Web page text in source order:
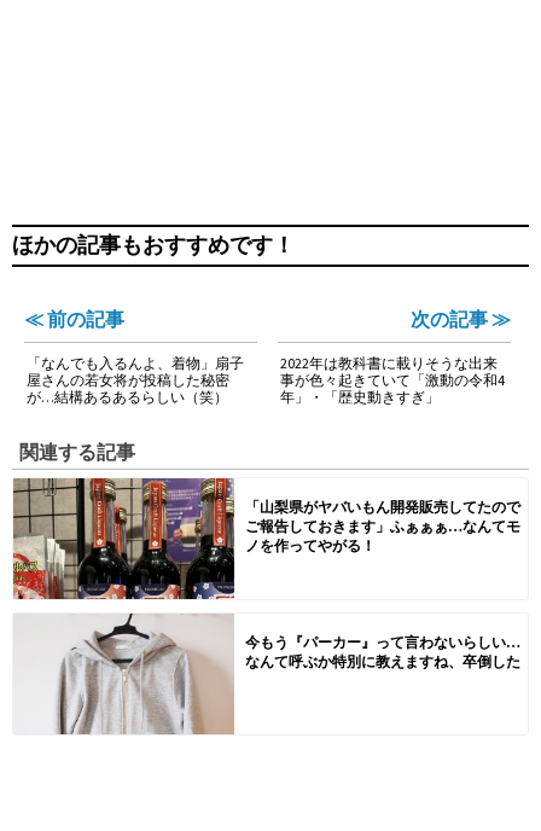
ほかの記事もおすすめです！
≪ 前の記事
「なんでも入るんよ、着物」扇子
屋さんの若女将が投稿した秘密
が…結構あるあるらしい（笑）
次の記事 ≫
2022年は教科書に載りそうな出来
事が色々起きていて「激動の令和4
年」・「歴史動きすぎ」
関連する記事
「山梨県がヤバいもん開発販売してたので
ご報告しておきます」ふぁぁぁ…なんてモ
ノを作ってやがる！
今もう『パーカー』って言わないらしい…
なんて呼ぶか特別に教えますね、卒倒した